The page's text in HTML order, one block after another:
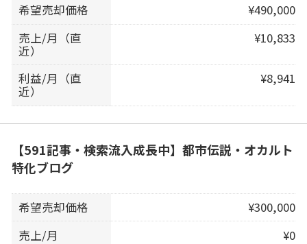
希望売却価格
¥490,000
売上/月（直
近）
¥10,833
利益/月（直
近）
¥8,941
【591記事・検索流入成長中】都市伝説・オカルト
特化ブログ
希望売却価格
¥300,000
売上/月
¥0